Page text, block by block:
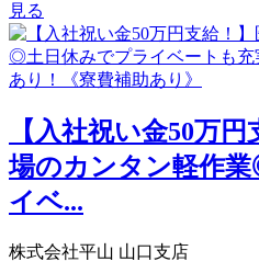
見る
【入社祝い金50万
場のカンタン軽作
イベ...
株式会社平山 山口支店